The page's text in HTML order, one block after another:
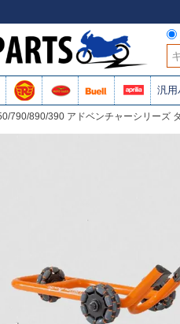
検索
汎用
790/890/390 アドベンチャーシリーズ